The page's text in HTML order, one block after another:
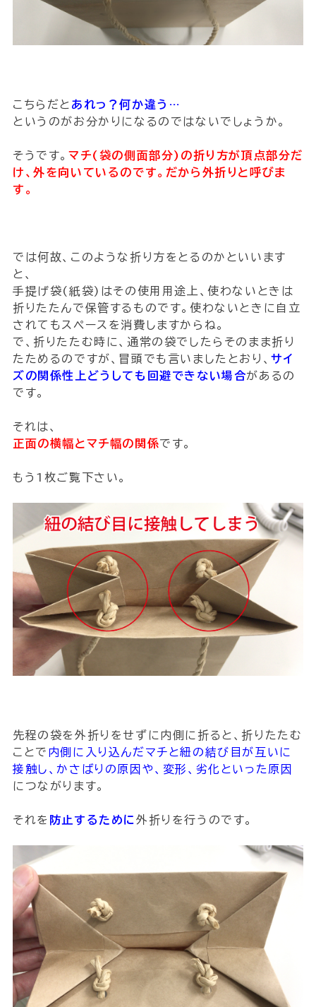
こちらだと あれっ？何か違う…
というのがお分かりになるのではないでしょうか。
そうです。 マチ(袋の側面部分)の折り方が頂点部分だ
け、外を向いているのです。だから外折りと呼びま
す。
では何故、このような折り方をとるのかといいます
と、
手提げ袋(紙袋)はその使用用途上、使わないときは
折りたたんで保管するものです。使わないときに自立
されてもスペースを消費しますからね。
で、折りたたむ時に、通常の袋でしたらそのまま折り
たためるのですが、冒頭でも言いましたとおり、サイ
ズの関係性上どうしても回避できない場合があるの
です。
それは、
正面の横幅とマチ幅の関係です。
もう1枚ご覧下さい。
先程の袋を外折りをせずに内側に折ると、折りたたむ
ことで 内側に入り込んだマチと紐の結び目が互いに
接触し、かさばりの原因や、変形、劣化といった原因
につながります。
それを 防止するために外折りを行うのです。